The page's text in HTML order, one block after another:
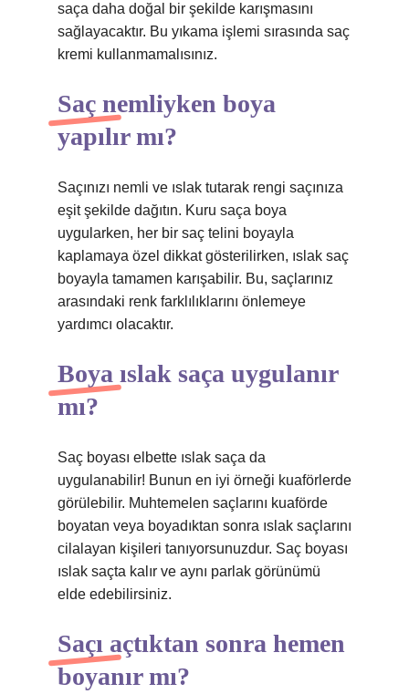
saça daha doğal bir şekilde karışmasını
sağlayacaktır. Bu yıkama işlemi sırasında saç
kremi kullanmamalısınız.
Saç nemliyken boya
yapılır mı?
Saçınızı nemli ve ıslak tutarak rengi saçınıza
eşit şekilde dağıtın. Kuru saça boya
uygularken, her bir saç telini boyayla
kaplamaya özel dikkat gösterilirken, ıslak saç
boyayla tamamen karışabilir. Bu, saçlarınız
arasındaki renk farklılıklarını önlemeye
yardımcı olacaktır.
Boya ıslak saça uygulanır
mı?
Saç boyası elbette ıslak saça da
uygulanabilir! Bunun en iyi örneği kuaförlerde
görülebilir. Muhtemelen saçlarını kuaförde
boyatan veya boyadıktan sonra ıslak saçlarını
cilalayan kişileri tanıyorsunuzdur. Saç boyası
ıslak saçta kalır ve aynı parlak görünümü
elde edebilirsiniz.
Saçı açtıktan sonra hemen
boyanır mı?